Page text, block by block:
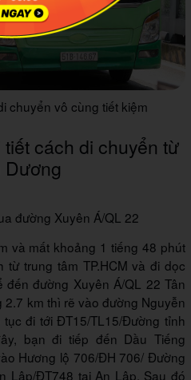
chuyển vô cùng tiết kiệm
cách di chuyển từ
đường Xuyên Á/QL 22
và mất khoảng 1 tiếng 48 phút
trung tâm TP.HCM và đi dọc
đường Xuyên Á/QL 22 Tân
km thì rẽ vào đường Nguyễn
đi tới ĐT15/TL15/Đường tỉnh
bạn đi tiếp đến Dầu Tiếng
Hương lộ 706/ĐH 706/ Đường
Lập/ĐT748 tại An Lập. Sau đó